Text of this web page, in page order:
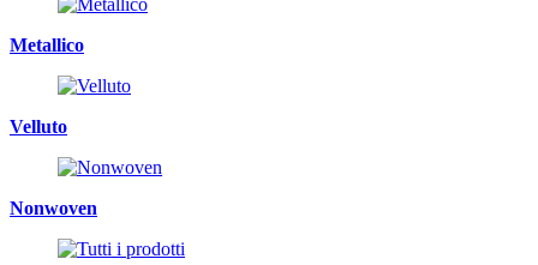
Metallico
Velluto
Nonwoven